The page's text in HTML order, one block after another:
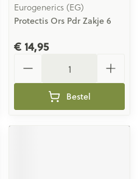
Eurogenerics (EG)
Protectis Ors Pdr Zakje 6
€ 14,95
Bestel